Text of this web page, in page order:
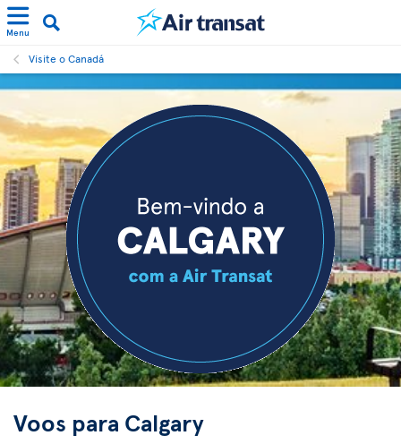
Menu
Visite o Canadá
Voos para Calgary